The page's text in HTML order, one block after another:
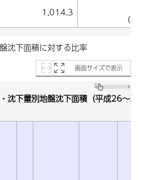
1,014.3
沈下面積に対する比率
画面サイズで表示
沈下量別地盤沈下面積（平成26～